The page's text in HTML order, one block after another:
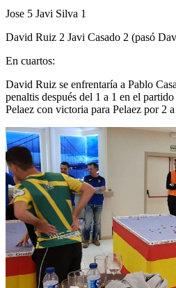
Jose 5 Javi Silva 1
David Ruiz 2 Javi Casado 2 (pasó
En cuartos:
David Ruiz se enfrentaría a Pablo
penaltis después del 1 a 1 en el
Pelaez con victoria para Pelaez por 2